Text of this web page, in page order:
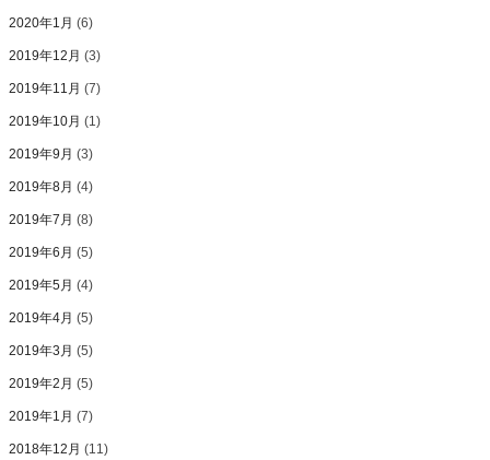
2020年1月 (6)
2019年12月 (3)
2019年11月 (7)
2019年10月 (1)
2019年9月 (3)
2019年8月 (4)
2019年7月 (8)
2019年6月 (5)
2019年5月 (4)
2019年4月 (5)
2019年3月 (5)
2019年2月 (5)
2019年1月 (7)
2018年12月 (11)